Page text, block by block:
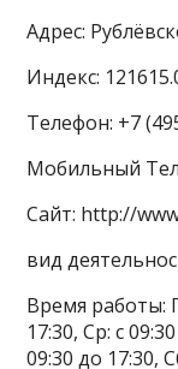
Адрес:
Индекс:
Телефон: +7
Мобильный
Сайт: http://
вид
Время работы:
17:30, Ср: с
09:30 до 17:30,